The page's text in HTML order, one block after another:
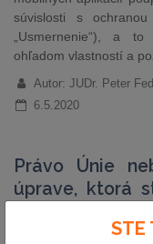
súvislosti s
„Usmernenie“), a
ohľadom vlastností a
Autor: JUDr. Peter
6.5.2020
Právo Únie
úprave, ktorá
prispievať na
STE